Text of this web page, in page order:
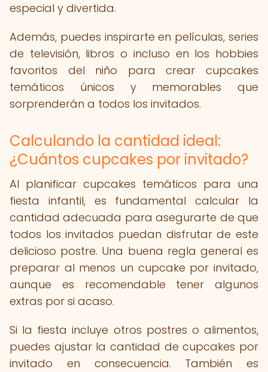
especial y divertida.
Además, puedes inspirarte en películas, series
de televisión, libros o incluso en los hobbies
favoritos del niño para crear cupcakes
temáticos únicos y memorables que
sorprenderán a todos los invitados.
Calculando la cantidad ideal:
¿Cuántos cupcakes por invitado?
Al planificar cupcakes temáticos para una
fiesta infantil, es fundamental calcular la
cantidad adecuada para asegurarte de que
todos los invitados puedan disfrutar de este
delicioso postre. Una buena regla general es
preparar al menos un cupcake por invitado,
aunque es recomendable tener algunos
extras por si acaso.
Si la fiesta incluye otros postres o alimentos,
puedes ajustar la cantidad de cupcakes por
invitado en consecuencia. También es